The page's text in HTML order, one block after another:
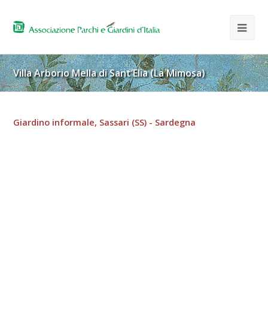
Villa Arborio Mella di Sant’Elia (La Mimosa)
Giardino informale, Sassari (SS) - Sardegna